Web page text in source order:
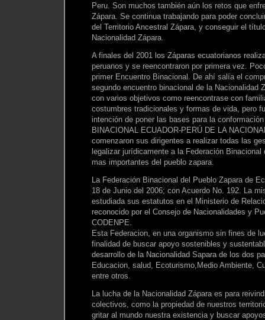
Peru. Son muchos también aún los retos que
Zápara. Se continua trabajando para poder
del Territorio Ancestral Zápara, y conseguir el
Nacionalidad Zápara.
A finales del 2001 los Záparas ecuatorianos
peruanos y se reencontraron por primera vez.
primer Encuentro Binacional. De ahí salía el
segundo encuentro binacional de la Nacionalidad
con varios objetivos como reencontrase con
costumbres tradicionales y formas de vida, pero
intención de poner las bases para la
BINACIONAL ECUADOR-PERÚ DE LA
comenzaron sus dirigentes a realizar todas las
legalizar jurídicamente a la Federación
mas importantes del pueblo zapara.
La Federación Binacional del Pueblo Zapara de
18 de Junio del 2006; con Acuerdo No. 192. La
estudiada sus estatutos en el Ministerio de
reconocido por el Consejo de Nacionalidades y
CODENPE.
Esta Federacion, en una organismo sin fines de
finalidad de buscar apoyo sostenibles y
desarrollo de la Nacionalidad Sapara de los dos
Educacion, salud, Ecoturismo,Medio Ambiente,
entre otros.
La lucha de la Nacionalidad Zápara es para
colectivos, como la propiedad de nuestros
gritar al mundo nuestra existencia y buscar